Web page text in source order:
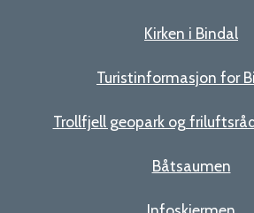
Kirken i Bindal
Turistinformasjon for
Trollfjell geopark og
Båtsaumen